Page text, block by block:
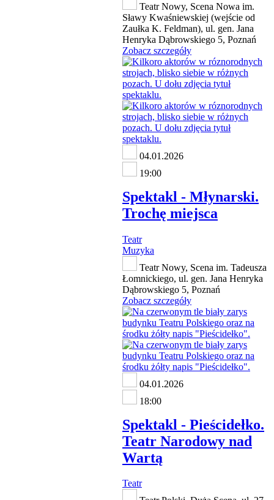
Teatr Nowy, Scena Nowa im.
Sławy Kwaśniewskiej (wejście od
Zaułka K. Feldman), ul. gen. Jana
Henryka Dąbrowskiego 5, Poznań
Zobacz szczegóły
04.01.2026
19:00
Spektakl - Młynarski.
Trochę miejsca
Teatr
Muzyka
Teatr Nowy, Scena im. Tadeusza
Łomnickiego, ul. gen. Jana Henryka
Dąbrowskiego 5, Poznań
Zobacz szczegóły
04.01.2026
18:00
Spektakl - Pieścidełko.
Teatr Narodowy nad
Wartą
Teatr